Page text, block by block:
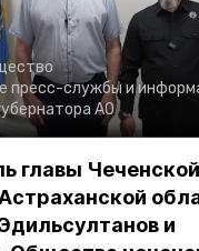
пресс-службы и
АО
главы Чеченской
и